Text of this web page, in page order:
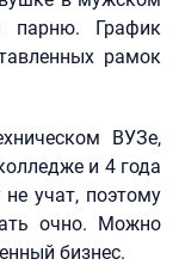
парню. График
рамок
ВУЗе,
и 4 года
не учат, поэтому
очно. Можно
бизнес.